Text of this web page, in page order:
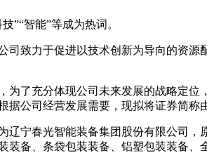
”“智能”等成为热词。
司致力于促进以技术创新为导向的资
了充分体现公司未来发展的战略定
公司经营发展需要，现拟将证券简称
宁春光智能装备集团股份有限公司
装备、条袋包装装备、铝塑包装装备